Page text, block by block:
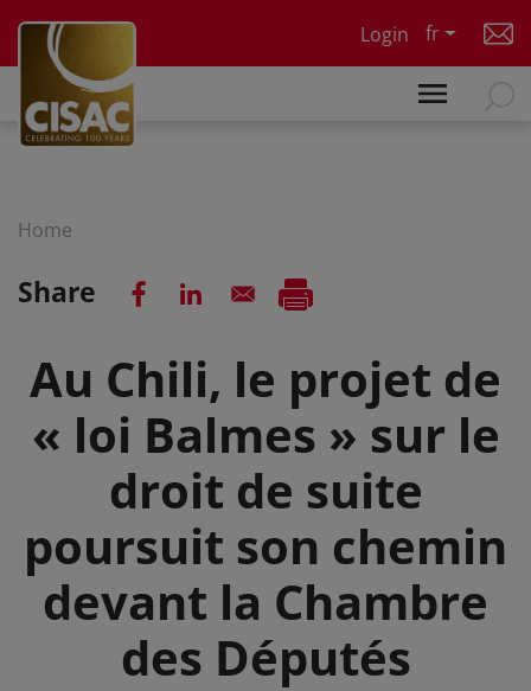
Login
fr
Home
Share
Au Chili, le projet de
« loi Balmes » sur le
droit de suite
poursuit son chemin
devant la Chambre
des Députés